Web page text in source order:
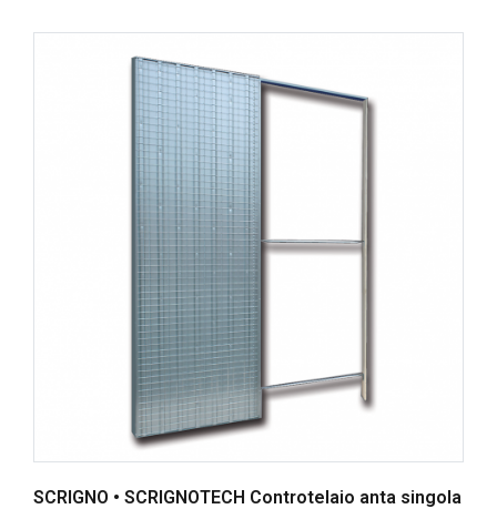
SCRIGNO • SCRIGNOTECH Controtelaio anta singola